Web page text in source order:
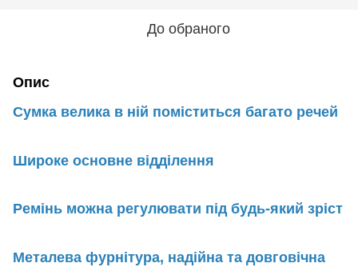
До обраного
Опис
Сумка велика в ній поміститься багато речей
Широке основне відділення
Ремінь можна регулювати під будь-який зріст
Металева фурнітура, надійна та довговічна